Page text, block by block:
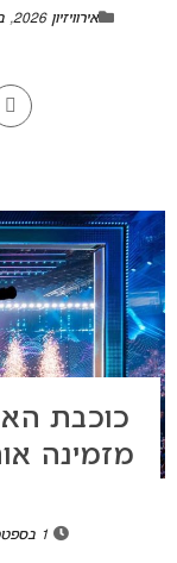
אירוויזיון 2026 ,
כוכבת
מזמינה
1 בספטמבר 2025